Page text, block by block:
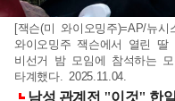
[잭슨(미 와이오밍주)=AP/뉴
와이오밍주 잭슨에서 열린 딸
비선거 밤 모임에 참석하는
타계했다. 2025.11.04.